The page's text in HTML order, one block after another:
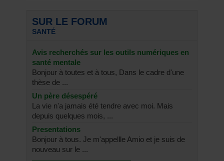
SUR LE FORUM
SANTÉ
Avis recherchés sur les outils numériques en
santé mentale
Bonjour à toutes et à tous, Dans le cadre d'une
thèse de ...
Un père désespéré
La vie n'a jamais été tendre avec moi. Mais
depuis quelques mois, ...
Presentations
Bonjour à tous. Je m'appellle Amio et je suis de
nouveau sur le ...